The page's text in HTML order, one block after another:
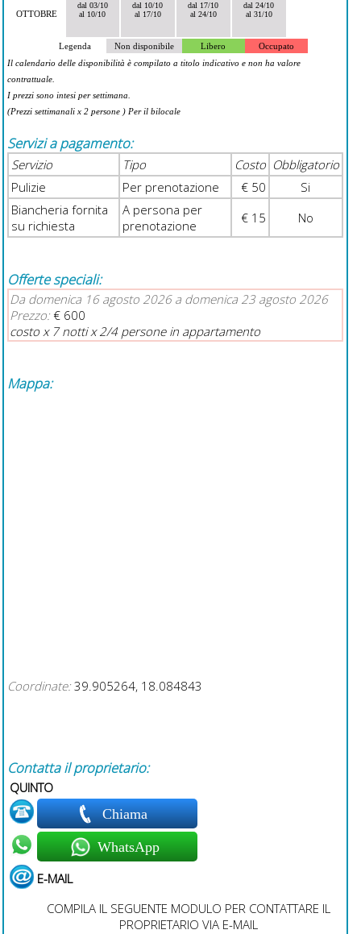
OTTOBRE
dal 03/10
al 10/10
dal 10/10
al 17/10
dal 17/10
al 24/10
dal 24/10
al 31/10
Legenda Non disponibile Libero
Occupato
Il calendario delle disponibilità è compilato a titolo indicativo e non ha valore
contrattuale.
I prezzi sono intesi per settimana.
(Prezzi settimanali x 2 persone ) Per il bilocale
Servizi a pagamento:
Servizio Tipo Costo Obbligatorio
Pulizie
Per prenotazione € 50
Si
Biancheria fornita
su richiesta
A persona per
prenotazione
€ 15 No
Offerte speciali:
Da domenica 16 agosto 2026 a domenica 23 agosto 2026
Prezzo:€ 600
costo x 7 notti x 2/4 persone in appartamento
Mappa:
Coordinate: 39.905264, 18.084843
Contatta il proprietario:
QUINTO
Chiama
WhatsApp
E-MAIL
COMPILA IL SEGUENTE MODULO PER CONTATTARE IL
PROPRIETARIO VIA E-MAIL